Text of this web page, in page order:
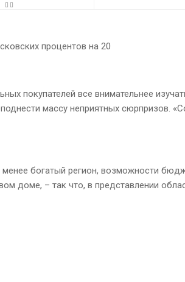
процентов на 20
покупателей все внимательнее
массу неприятных сюрпризов.
богатый регион, возможности
доме, – так что, в представлении